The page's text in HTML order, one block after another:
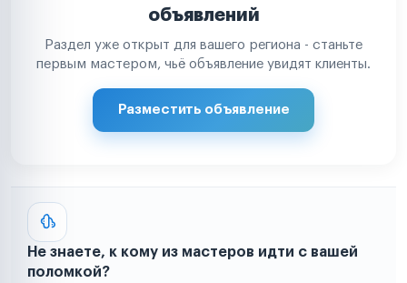
объявлений
Раздел уже открыт для вашего региона - станьте
первым мастером, чьё объявление увидят клиенты.
Разместить объявление
Не знаете, к кому из мастеров идти с вашей
поломкой?